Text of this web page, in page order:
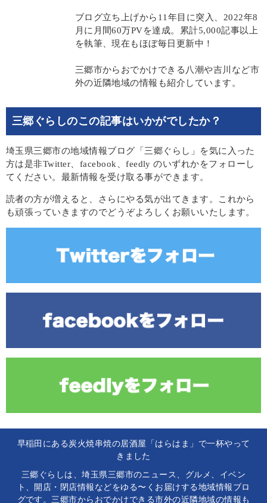
ブログ立ち上げから11年目に突入、2022年8
月に月間60万PVを達成。累計5,000記事以上
を執筆、現在もほぼ毎日更新中！
三郷市からおでかけできる八潮や吉川など市
外の近隣地域の情報も紹介しています。
三郷ぐらしのこの記事はいかがでしたか？
埼玉県三郷市の地域情報ブログ「三郷ぐらし」を気に入った
方は是非Twitter、facebook、feedly のいずれかをフォローし
てください。最新情報を受け取る事ができます。
読者の方が増えると、さらにやる気が出てきます。これから
も頑張っていきますのでどうぞよろしくお願いいたします。
早稲田にある炭火焼串焼の居酒屋「はらはま」で一杯やって
きました
三郷ぐらしは、埼玉県三郷市のニュース、グルメ、イベン
ト、開店・閉店情報などをゆる〜くお届けする地域情報ブロ
グです。三郷市からおでかけできる市外の近隣地域の情報も